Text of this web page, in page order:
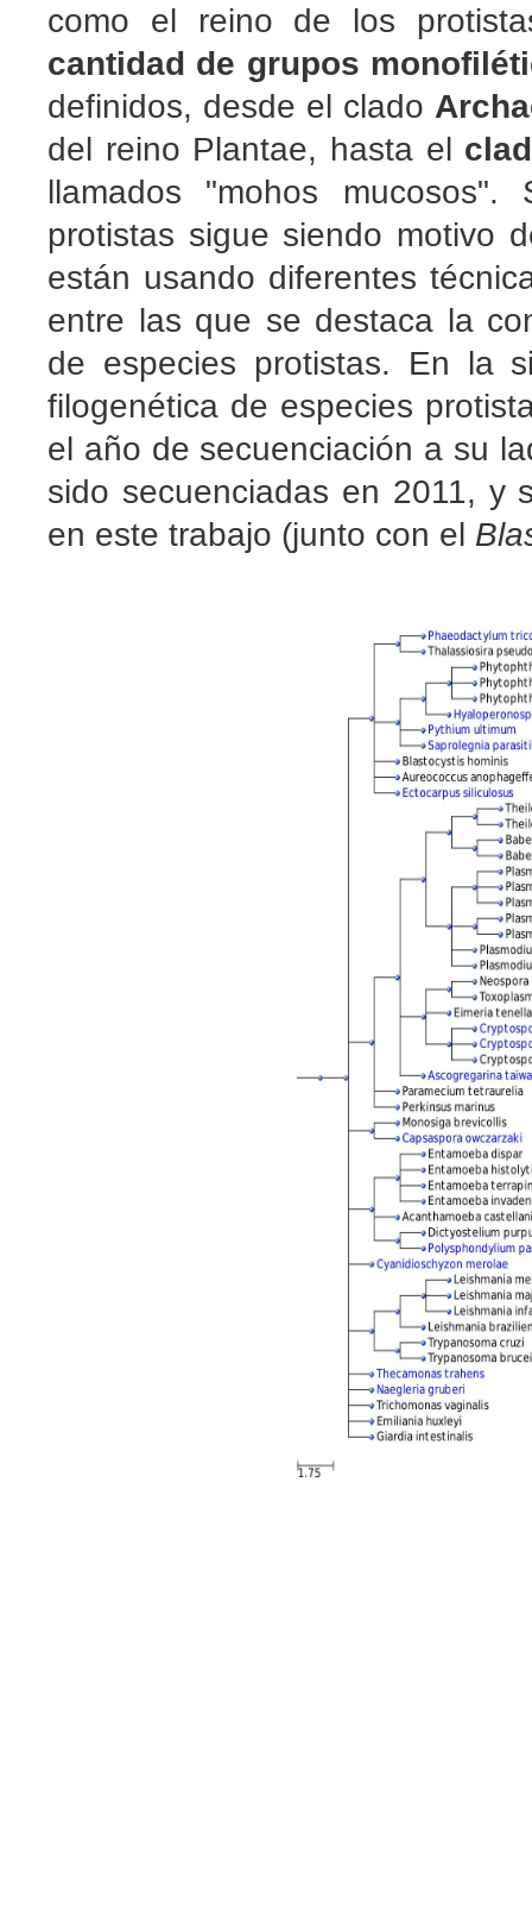
como el reino de los
cantidad de grupos
definidos, desde el clado
del reino Plantae, hasta el
llamados "mohos
protistas sigue siendo motivo
están usando diferentes
entre las que se destaca la
de especies protistas. En la
filogenética de especies
el año de secuenciación a su
sido secuenciadas en 2011, y
en este trabajo (junto con el